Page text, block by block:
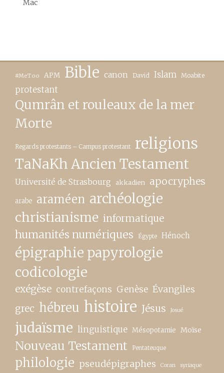
Mac
#MeToo APM Bible canon David Islam Moabite
protestant
Qumrân et rouleaux de la mer
Morte
Regards protestants – Campus protestant religions
TaNaKh Ancien Testament
Université de Strasbourg akkadien apocryphes
arabe araméen archéologie
christianisme informatique
humanités numériques Égypte Hénoch
épigraphie papyrologie
codicologie
exégèse contrefaçons Genèse Évangiles
grec hébreu histoire Jésus Josué
judaïsme linguistique Mésopotamie Moïse
Nouveau Testament Pentateuque
philologie pseudépigraphes Coran syriaque